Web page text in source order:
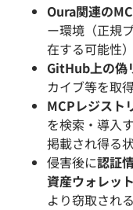
Oura関連の
ー環境（正規
在する可能性）
GitHub上の偽
カイブ等を取
MCPレジスト
を検索・導入
掲載され得る状
侵害後に認証
資産ウォレッ
より窃取され